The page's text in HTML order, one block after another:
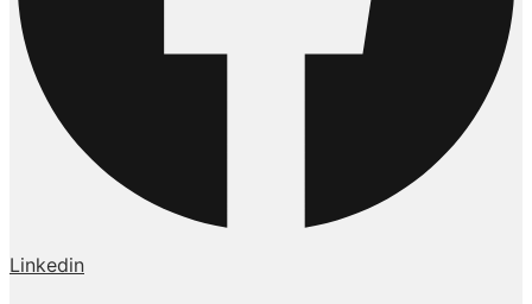
Linkedin